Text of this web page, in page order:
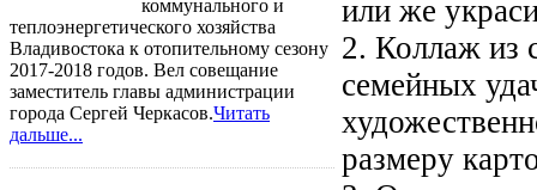
коммунального и
теплоэнергетического хозяйства
Владивостока к отопительному сезону
2017-2018 годов. Вел совещание
заместитель главы администрации
города Сергей Черкасов.Читать
дальше...
или же
2. Коллаж из
семейных
размеру